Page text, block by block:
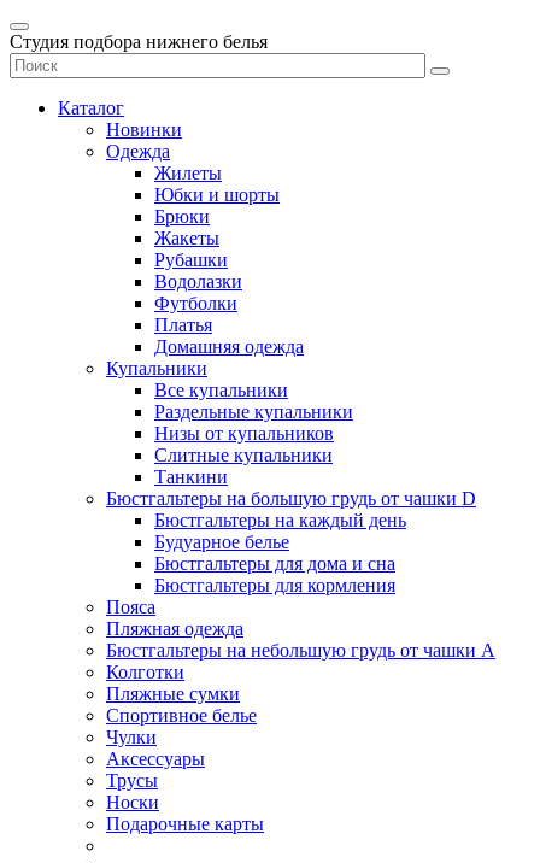
Студия подбора нижнего белья
Каталог
Новинки
Одежда
Жилеты
Юбки и шорты
Брюки
Жакеты
Рубашки
Водолазки
Футболки
Платья
Домашняя одежда
Купальники
Все купальники
Раздельные купальники
Низы от купальников
Слитные купальники
Танкини
Бюстгальтеры на большую грудь от чашки D
Бюстгальтеры на каждый день
Будуарное белье
Бюстгальтеры для дома и сна
Бюстгальтеры для кормления
Пояса
Пляжная одежда
Бюстгальтеры на небольшую грудь от чашки А
Колготки
Пляжные сумки
Спортивное белье
Чулки
Аксессуары
Трусы
Носки
Подарочные карты